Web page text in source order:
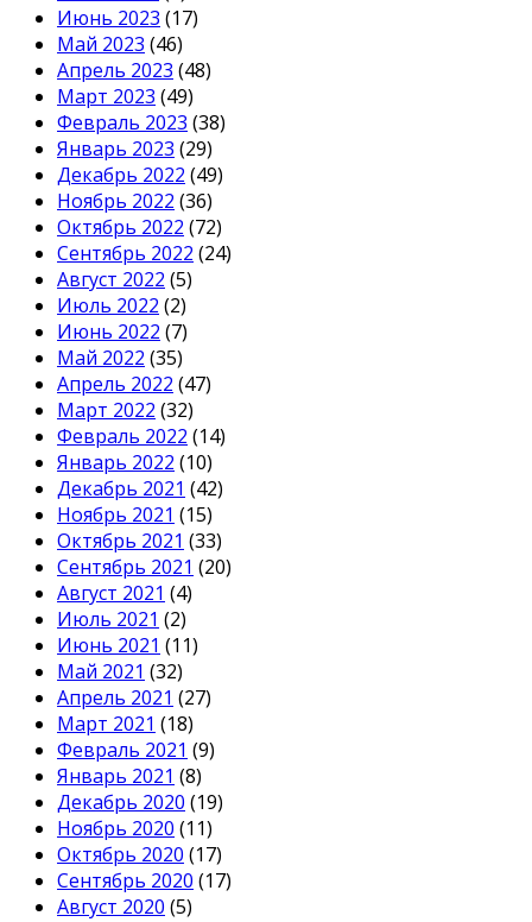
Июнь 2023 (17)
Май 2023 (46)
Апрель 2023 (48)
Март 2023 (49)
Февраль 2023 (38)
Январь 2023 (29)
Декабрь 2022 (49)
Ноябрь 2022 (36)
Октябрь 2022 (72)
Сентябрь 2022 (24)
Август 2022 (5)
Июль 2022 (2)
Июнь 2022 (7)
Май 2022 (35)
Апрель 2022 (47)
Март 2022 (32)
Февраль 2022 (14)
Январь 2022 (10)
Декабрь 2021 (42)
Ноябрь 2021 (15)
Октябрь 2021 (33)
Сентябрь 2021 (20)
Август 2021 (4)
Июль 2021 (2)
Июнь 2021 (11)
Май 2021 (32)
Апрель 2021 (27)
Март 2021 (18)
Февраль 2021 (9)
Январь 2021 (8)
Декабрь 2020 (19)
Ноябрь 2020 (11)
Октябрь 2020 (17)
Сентябрь 2020 (17)
Август 2020 (5)